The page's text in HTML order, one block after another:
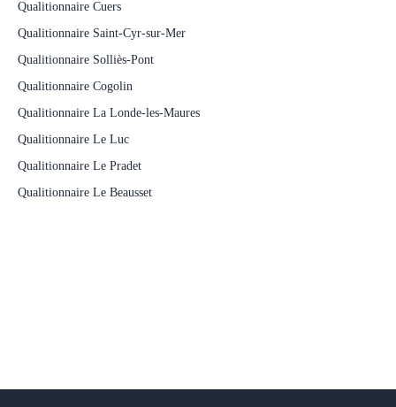
Qualitionnaire Cuers
Qualitionnaire Saint-Cyr-sur-Mer
Qualitionnaire Solliès-Pont
Qualitionnaire Cogolin
Qualitionnaire La Londe-les-Maures
Qualitionnaire Le Luc
Qualitionnaire Le Pradet
Qualitionnaire Le Beausset